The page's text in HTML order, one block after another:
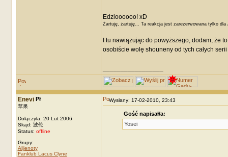
Edzioooooo! xD
Żartuję, żartuję... Ta reakcja jest zarezerwowana tylko dla
I tu nawiązując do powyższego, dodam, że
osobiście wolę shouneny od tych całych
Enevi
苹果
Dołączyła: 20 Lut 2006
Skąd: 波伦
Status: offline
Grupy:
Alijenoty
Fanklub Lacus Clyne
Wysłany: 17-02-2010, 23:43
Gość napisał/a:
Yosei